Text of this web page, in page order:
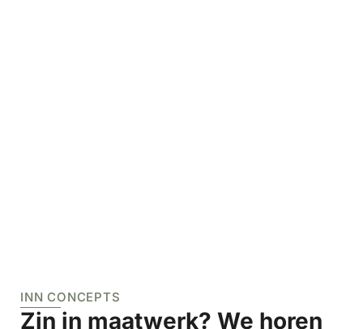
INN CONCEPTS
Zin in maatwerk? We horen